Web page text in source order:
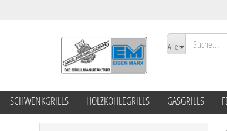
Alle
SCHWENKGRILLS HOLZKOHLEGRILLS GASGRILLS